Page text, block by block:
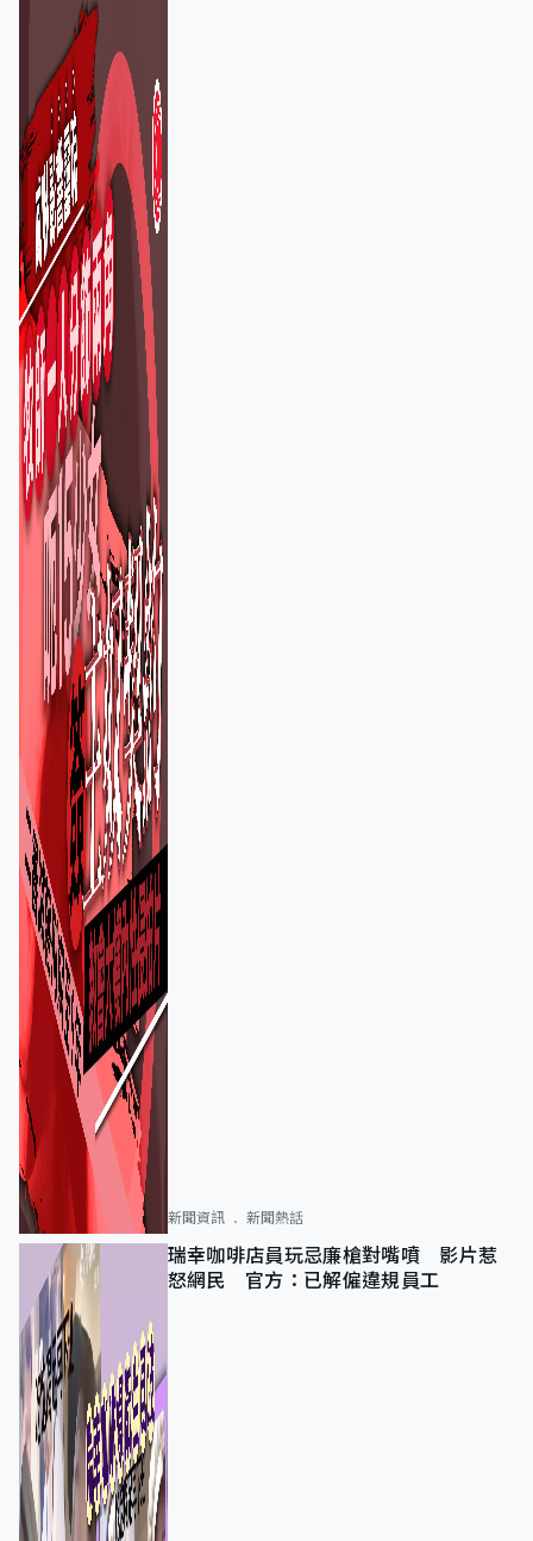
新聞資訊 新聞熱話
瑞幸咖啡店員玩忌廉槍對嘴噴 影片惹
怒網民 官方：已解僱違規員工